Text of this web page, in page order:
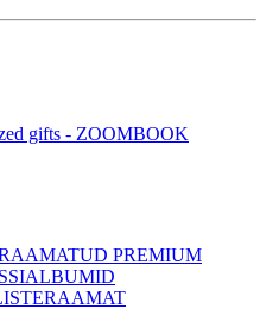
PREMIUM